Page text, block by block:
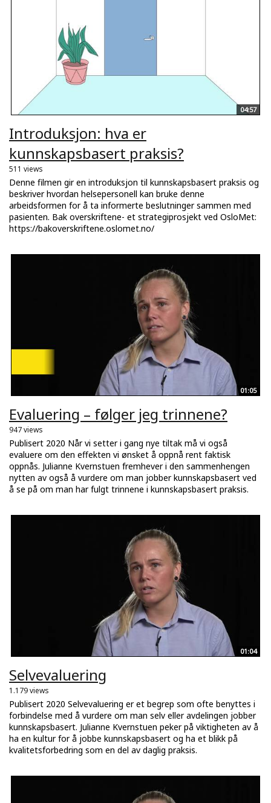
04:57
Introduksjon: hva er
kunnskapsbasert praksis?
511 views
Denne filmen gir en introduksjon til kunnskapsbasert praksis og
beskriver hvordan helsepersonell kan bruke denne
arbeidsformen for å ta informerte beslutninger sammen med
pasienten. Bak overskriftene- et strategiprosjekt ved OsloMet:
https://bakoverskriftene.oslomet.no/
01:05
Evaluering – følger jeg trinnene?
947 views
Publisert 2020 Når vi setter i gang nye tiltak må vi også
evaluere om den effekten vi ønsket å oppnå rent faktisk
oppnås. Julianne Kvernstuen fremhever i den sammenhengen
nytten av også å vurdere om man jobber kunnskapsbasert ved
å se på om man har fulgt trinnene i kunnskapsbasert praksis.
01:04
Selvevaluering
1.179 views
Publisert 2020 Selvevaluering er et begrep som ofte benyttes i
forbindelse med å vurdere om man selv eller avdelingen jobber
kunnskapsbasert. Julianne Kvernstuen peker på viktigheten av å
ha en kultur for å jobbe kunnskapsbasert og ha et blikk på
kvalitetsforbedring som en del av daglig praksis.